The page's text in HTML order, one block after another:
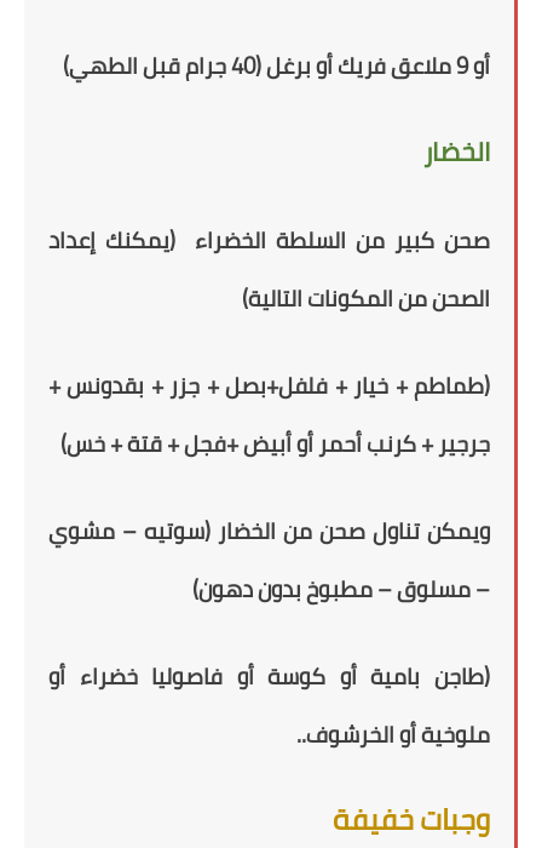
أو9 ملاعق فريك أو برغل (40 جرام قبل الطهي)
الخضار
صحن كبير من السلطة الخضراء (يمكنك إعداد
الصحن من المكونات التالية)
(طماطم + خيار + فلفل+بصل + جزر + بقدونس +
جرجير + كرنبأحمر أو أبيض +فجل + قتة + خس)
ويمكن تناولصحنمن الخضار (سوتيه – مشوي
– مسلوق – مطبوخ بدون دهون)
(طاجن بامية أو كوسة أو فاصوليا خضراء أو
ملوخية أو الخرشوف..
وجبات خفيفة